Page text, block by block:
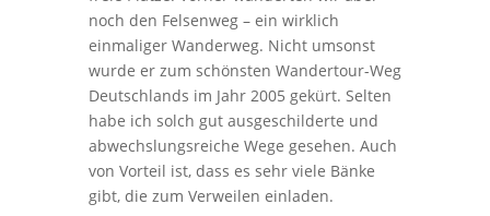
noch den Felsenweg – ein wirklich
einmaliger Wanderweg. Nicht umsonst
wurde er zum schönsten Wandertour-Weg
Deutschlands im Jahr 2005 gekürt. Selten
habe ich solch gut ausgeschilderte und
abwechslungsreiche Wege gesehen. Auch
von Vorteil ist, dass es sehr viele Bänke
gibt, die zum Verweilen einladen.